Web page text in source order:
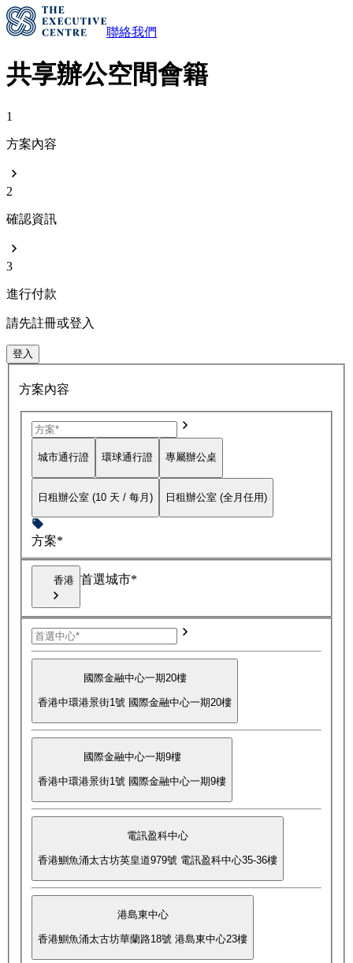
聯絡我們
共享辦公空間會籍
1
方案內容
2
確認資訊
3
進行付款
請先註冊或登入
登入
方案內容
城市通行證 環球通行證 專屬辦公桌
日租辦公室 (10 天 / 每月) 日租辦公室 (全月任用)
方案*
香港 首選城市*
國際金融中心一期20樓
香港中環港景街1號 國際金融中心一期20樓
國際金融中心一期9樓
香港中環港景街1號 國際金融中心一期9樓
電訊盈科中心
香港鰂魚涌太古坊英皇道979號 電訊盈科中心35-36樓
港島東中心
香港鰂魚涌太古坊華蘭路18號 港島東中心23樓